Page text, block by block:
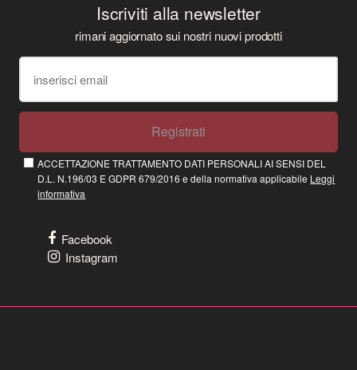
Iscriviti alla newsletter
rimani aggiornato sui nostri nuovi prodotti
Registrati
ACCETTAZIONE TRATTAMENTO DATI PERSONALI AI SENSI DEL
D.L. N.196/03 E GDPR 679/2016 e della normativa applicabile Leggi
informativa
Facebook
Instagram